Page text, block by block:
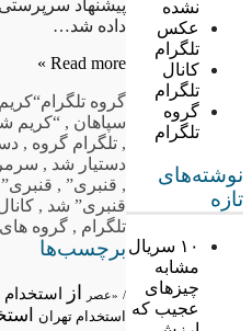
نشده
عکس
تلگرام
کانال
تلگرام
گروه
تلگرام
نوشته‌های
تازه
۱۰ سریال
مشابه
چیزهای
عجیب که
پیشنهاد
داده شد…
Read more »
گروه تلگرام
سپاهان , “کریم
, تلگرام گروه ,
دستیار شد ,
, قنبری”,
قنبری” شد ,
تلگرام , گروه های
برچسب‌ها
/ «عصر از استخدام
استخدام تهران